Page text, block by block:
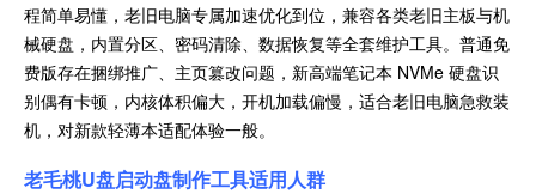
程简单易懂，老旧电脑专属加速优化到位，兼容各类老旧主板与机
械硬盘，内置分区、密码清除、数据恢复等全套维护工具。普通免
费版存在捆绑推广、主页篡改问题，新高端笔记本 NVMe 硬盘识
别偶有卡顿，内核体积偏大，开机加载偏慢，适合老旧电脑急救装
机，对新款轻薄本适配体验一般。
老毛桃U盘启动盘制作工具适用人群